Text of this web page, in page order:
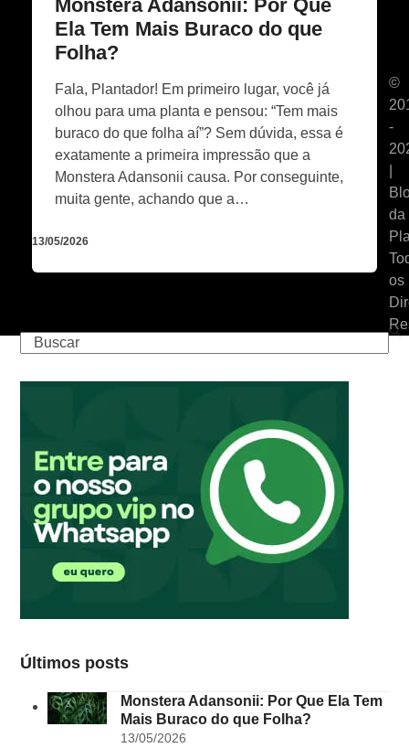
Monstera Adansonii: Por Que
Ela Tem Mais Buraco do que
Folha?
Fala, Plantador! Em primeiro lugar, você já
olhou para uma planta e pensou: “Tem mais
buraco do que folha aí”? Sem dúvida, essa é
exatamente a primeira impressão que a
Monstera Adansonii causa. Por conseguinte,
muita gente, achando que a…
13/05/2026
Buscar
Últimos posts
Monstera Adansonii: Por Que Ela Tem
Mais Buraco do que Folha?
13/05/2026
©
-
da
os